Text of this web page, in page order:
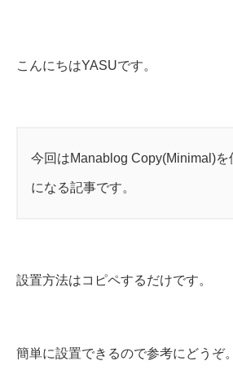
こんにちはYASUです。
今回はManablog Copy(Minimal)
になる記事です。
設置方法はコピペするだけです。
簡単に設置できるので参考にどうぞ。